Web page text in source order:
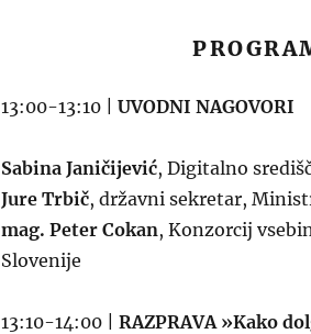
13:00-13:10 | UVODNI NAGOVORI
Sabina Janičijević, Digitalno
Jure Trbič, državni sekretar,
mag. Peter Cokan, Konzorcij
Slovenije
13:10-14:00 | RAZPRAVA »Kako